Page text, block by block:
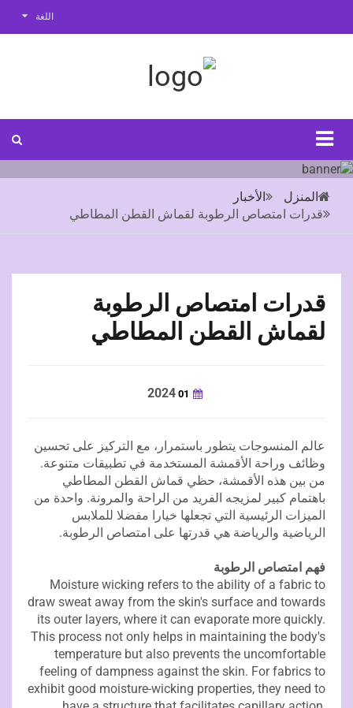
اللغة
المنزل
الأخبار
قدرات امتصاص الرطوبة لقماش القطن المطاطي
قدرات امتصاص الرطوبة
لقماش القطن المطاطي
01
2024
عالم المنسوجات يتطور باستمرار، مع التركيز على تحسين
وظائف وراحة الأقمشة المستخدمة في تطبيقات متنوعة.
من بين هذه الأقمشة، حظي قماش القطن المطاطي
باهتمام كبير لمزيجه الفريد من الراحة والمرونة. واحدة من
الميزات الرئيسية التي تجعلها خيارا مفضلا للملابس
الرياضية والرياضة هي قدرتها على امتصاص الرطوبة.
فهم امتصاص الرطوبة
Moisture wicking refers to the ability of a fabric to
draw sweat away from the skin's surface and towards
its outer layers, where it can evaporate more quickly.
This process not only helps in maintaining the body's
temperature but also prevents the uncomfortable
feeling of dampness against the skin. For fabrics to
exhibit good moisture-wicking properties, they need to